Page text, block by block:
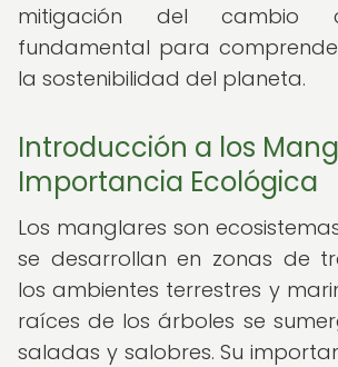
mitigación del cambio
fundamental para
la sostenibilidad del planeta.
Introducción a los
Importancia Ecológica
Los manglares son
se desarrollan en zonas de
los ambientes terrestres y
raíces de los árboles se
saladas y salobres. Su